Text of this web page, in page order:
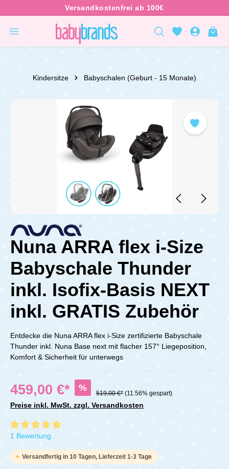
Kindersitze Babyschalen (Geburt - 15 Monate)
Nuna ARRA flex i-Size
Babyschale Thunder
inkl. Isofix-Basis NEXT
inkl. GRATIS Zubehör
Entdecke die Nuna ARRA flex i-Size zertifizierte Babyschale
Thunder inkl. Nuna Base next mit flacher 157° Liegeposition,
Komfort & Sicherheit für unterwegs
459,00 €* %
519,00 €* (11.56% gespart)
Preise inkl. MwSt. zzgl. Versandkosten
Durchschnittliche Bewertung von 5 von 5 Sternen
1 Bewertung
Versandfertig in 10 Tagen, Lieferzeit 1-3 Tage